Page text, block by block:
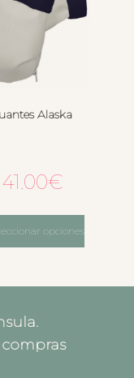
Alaska
41.00€
opciones